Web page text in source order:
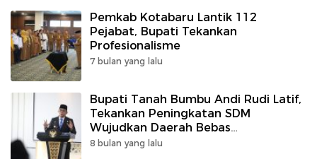
Pemkab Kotabaru Lantik 112
Pejabat, Bupati Tekankan
Profesionalisme
7 bulan yang lalu
Bupati Tanah Bumbu Andi Rudi Latif,
Tekankan Peningkatan SDM
Wujudkan Daerah Bebas
Pengangguran
8 bulan yang lalu